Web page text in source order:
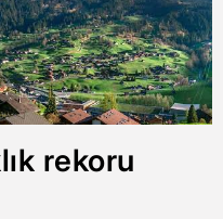
rekoru